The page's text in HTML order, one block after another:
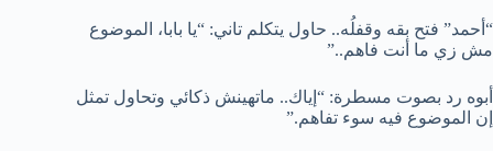
“أحمد” فتح بقه وقفلُه.. حاول يتكلم تاني: “يا بابا، الموضوع
مش زي ما أنت فاهم..”
أبوه رد بصوت مسطرة: “إياك.. ماتهينش ذكائي وتحاول تمثل
إن الموضوع فيه سوء تفاهم.”